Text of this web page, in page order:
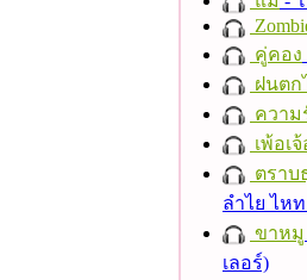
คู่คอง
ฝนตก
ความ
เพ้อเ
ตราบ
ลำไย ไห
ขาหมู
เลอร์)